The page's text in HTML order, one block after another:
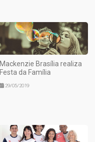
Mackenzie Brasília realiza
Festa da Família
29/05/2019